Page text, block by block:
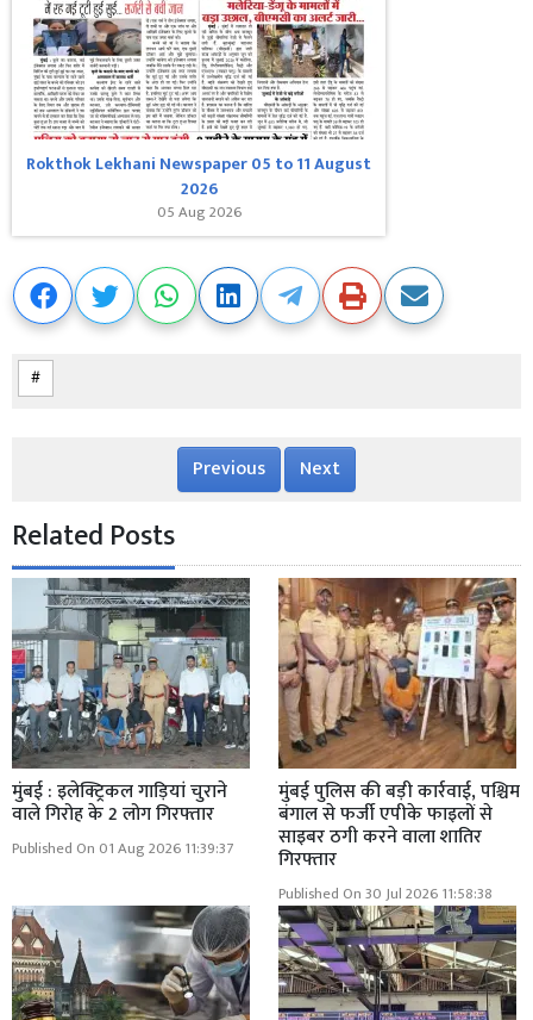
Rokthok Lekhani Newspaper 05 to 11 August
2026
05 Aug 2026
Previous Next
Related Posts
मुंबई : इलेक्ट्रिकल गाड़ियां चुराने
वाले गिरोह के 2 लोग गिरफ्तार
Published On 01 Aug 2026 11:39:37
मुंबई पुलिस की बड़ी कार्रवाई, पश्चिम
बंगाल से फर्जी एपीके फाइलों से
साइबर ठगी करने वाला शातिर
गिरफ्तार
Published On 30 Jul 2026 11:58:38